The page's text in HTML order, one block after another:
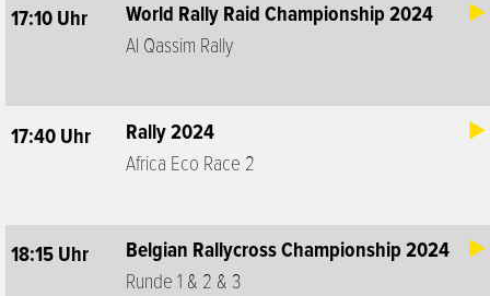
17:10 Uhr
World Rally Raid Championship 2024
Al Qassim Rally
17:40 Uhr
Rally 2024
Africa Eco Race 2
18:15 Uhr
Belgian Rallycross Championship 2024
Runde 1 & 2 & 3